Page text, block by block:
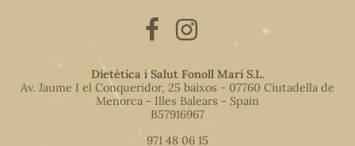
Dietètica i Salut Fonoll Marí S.L.
Av. Jaume I el Conqueridor, 25 baixos - 07760 Ciutadella de
Menorca - Illes Balears - Spain
B57916967
971 48 06 15